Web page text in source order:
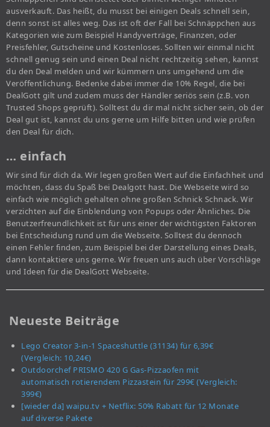
ausverkauft. Das heißt, du musst bei einigen Deals schnell sein,
denn sonst ist alles weg. Das ist oft der Fall bei Schnäppchen aus
Kategorien wie zum Beispiel Handyverträge, Finanzen, oder
Preisfehler, Gutscheine und Kostenloses. Sollten wir einmal nicht
schnell genug sein und einen Deal nicht rechtzeitig sehen, kannst
du den Deal melden und wir kümmern uns umgehend um die
Veröffentlichung. Bedenke dabei immer die 10% Regel, die bei
DealGott gilt und zudem muss der Händler seriös sein (z.B. von
Trusted Shops geprüft). Solltest du dir mal nicht sicher sein, ob der
Deal gut ist, kannst du uns gerne um Hilfe bitten und wie prüfen
den Deal für dich.
… einfach
Wir sind für dich da. Wir legen großen Wert auf die Einfachheit und
möchten, dass du Spaß bei Dealgott hast. Die Webseite wird so
einfach wie möglich gehalten ohne großen Schnick Schnack. Wir
verzichten auf die Einblendung von Popups oder Ähnliches. Die
Benutzerfreundlichkeit ist für uns einer der wichtigsten Faktoren
bei Entscheidung rund um die Webseite. Solltest du dennoch
einen Fehler finden, zum Beispiel bei der Darstellung eines Deals,
dann kontaktiere uns gerne. Wir freuen uns auch über Vorschläge
und Ideen für die DealGott Webseite.
Neueste Beiträge
Lego Creator 3-in-1 Spaceshuttle (31134) für 6,39€
(Vergleich: 10,24€)
Outdoorchef PRISMO 420 G Gas-Pizzaofen mit
automatisch rotierendem Pizzastein für 299€ (Vergleich:
399€)
[wieder da] waipu.tv + Netflix: 50% Rabatt für 12 Monate
auf diverse Pakete